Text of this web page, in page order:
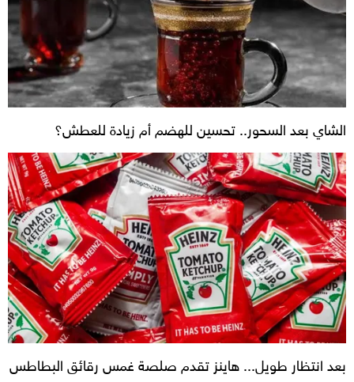
الشاي بعد السحور.. تحسين للهضم أم زيادة للعطش؟
بعد انتظار طويل... هاينز تقدم صلصة غمس رقائق البطاطس